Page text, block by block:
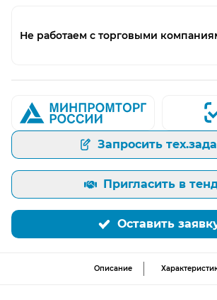
Не работаем с торговыми
Запросить
Пригласить в
Оставить
Описание